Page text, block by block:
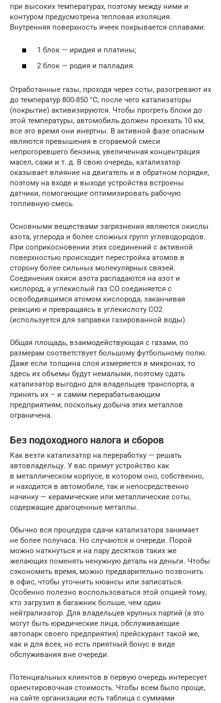
при высоких температурах, поэтому между ними и
контуром предусмотрена тепловая изоляция.
Внутренняя поверхность ячеек покрывается сплавами:
1 блок — иридия и платины;
2 блок — родия и палладия.
Отработанные газы, проходя через соты, разогревают их
до температур 800-850 °С, после чего катализаторы
(покрытие) активизируются. Чтобы прогреть блоки до
этой температуры, автомобиль должен проехать 10 км,
все это время они инертны. В активной фазе опасным
являются превышения в сгораемой смеси
непрогоревшего бензина, увеличенная концентрация
масел, сажи и т. д. В свою очередь, катализатор
оказывает влияние на двигатель и в обратном порядке,
поэтому на входе и выходе устройства встроены
датчики, помогающие оптимизировать рабочую
топливную смесь.
Основными веществами загрязнения являются окислы
азота, углерода и более сложных групп углеводородов.
При соприкосновении этих соединений с активной
поверхностью происходит перестройка атомов в
сторону более сильных молекулярных связей.
Соединения окиси азота распадаются на азот и
кислород, а углекислый газ СО соединяется с
освободившимся атомом кислорода, заканчивая
реакцию и превращаясь в углекислоту СО2
(используется для заправки газированной воды).
Общая площадь, взаимодействующая с газами, по
размерам соответствует большому футбольному полю.
Даже если толщина слоя измеряется в микронах, то
здесь их объемы будут немалыми, поэтому сдать
катализатор выгодно для владельцев транспорта, а
принять их – и самим перерабатывающим
предприятиям, поскольку добыча этих металлов
ограничена.
Без подоходного налога и сборов
Как везти катализатор на переработку — решать
автовладельцу. У вас примут устройство как
в металлическом корпусе, в котором оно, собственно,
и находится в автомобиле, так и непосредственно
начинку — керамические или металлические соты,
содержащие драгоценные металлы.
Обычно вся процедура сдачи катализатора занимает
не более получаса. Но случаются и очереди. Порой
можно наткнуться и на пару десятков таких же
желающих поменять ненужную деталь на деньги. Чтобы
сэкономить время, можно предварительно позвонить
в офис, чтобы уточнить нюансы или записаться.
Особенно полезно воспользоваться этой опцией тому,
кто загрузил в багажник больше, чем один
нейтрализатор. Для владельцев крупных партий (а это
могут быть юридические лица, обслуживающие
автопарк своего предприятия) прейскурант такой же,
как и для всех, но есть приятный бонус в виде
обслуживания вне очереди.
Потенциальных клиентов в первую очередь интересует
ориентировочная стоимость. Чтобы всем было проще,
на сайте организации есть таблица с суммами